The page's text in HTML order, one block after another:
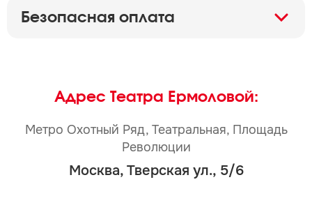
Безопасная оплата
Адрес Театра Ермоловой:
Метро Охотный Ряд, Театральная, Площадь
Революции
Москва, Тверская ул., 5/6